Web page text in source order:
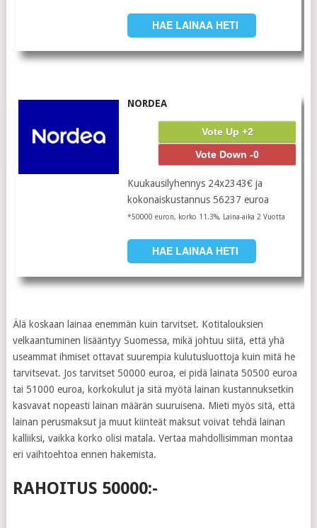
HAE LAINAA HETI
NORDEA
Vote Up +2
Vote Down -0
Kuukausilyhennys 24x2343€ ja
kokonaiskustannus 56237 euroa
*50000 euron, korko 11.3%, Laina-aika 2 Vuotta
HAE LAINAA HETI
Älä koskaan lainaa enemmän kuin tarvitset. Kotitalouksien
velkaantuminen lisääntyy Suomessa, mikä johtuu siitä, että yhä
useammat ihmiset ottavat suurempia kulutusluottoja kuin mitä he
tarvitsevat. Jos tarvitset 50000 euroa, ei pidä lainata 50500 euroa
tai 51000 euroa, korkokulut ja sitä myötä lainan kustannuksetkin
kasvavat nopeasti lainan määrän suuruisena. Mieti myös sitä, että
lainan perusmaksut ja muut kiinteät maksut voivat tehdä lainan
kalliiksi, vaikka korko olisi matala. Vertaa mahdollisimman montaa
eri vaihtoehtoa ennen hakemista.
RAHOITUS 50000:-